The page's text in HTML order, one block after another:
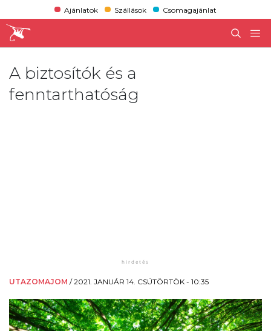
Ajánlatok Szállások Csomagajánlat
A biztosítók és a
fenntarthatóság
UTAZOMAJOM /2021. JANUÁR 14. CSÜTÖRTÖK - 10:35